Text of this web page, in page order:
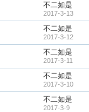
不二如是
2017-3-13
不二如是
2017-3-12
不二如是
2017-3-11
不二如是
2017-3-10
不二如是
2017-3-9